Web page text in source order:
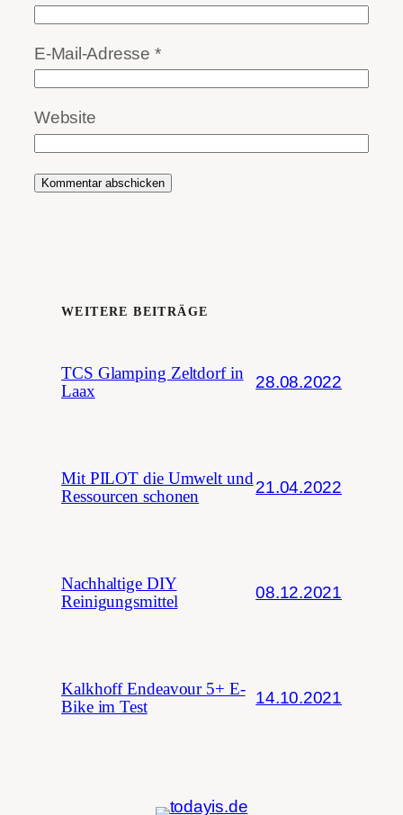
E-Mail-Adresse *
Website
WEITERE BEITRÄGE
TCS Glamping Zeltdorf in
Laax
28.08.2022
Mit PILOT die Umwelt und
Ressourcen schonen
21.04.2022
Nachhaltige DIY
Reinigungsmittel
08.12.2021
Kalkhoff Endeavour 5+ E-
Bike im Test
14.10.2021